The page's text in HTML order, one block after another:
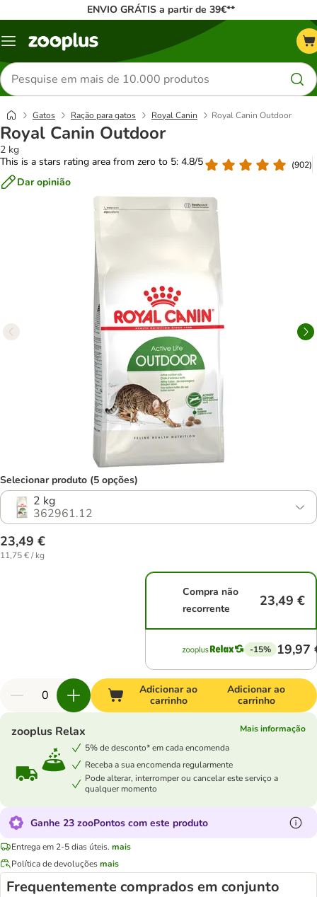
ENVIO GRÁTIS a partir de 39€**
Menu
Pesquisar
produtos
Gatos Ração para gatos Royal Canin Royal Canin Outdoor
Royal Canin Outdoor
2 kg
This is a stars rating area from zero to 5: 4.8/5
(902)
Dar opinião
Selecionar produto (5 opções)
2 kg
362961.12
23,49 €
11,75 € / kg
Compra não
recorrente
23,49 €
-15% 19,97
Adicionar ao
carrinho
Adicionar ao
carrinho
zooplus Relax
Mais informação
5% de desconto* em cada encomenda
Receba a sua encomenda regularmente
Pode alterar, interromper ou cancelar este serviço a
qualquer momento
Ganhe 23 zooPontos com este produto
Entrega em 2-5 dias úteis. mais
Política de devoluçõesmais
Frequentemente comprados em conjunto